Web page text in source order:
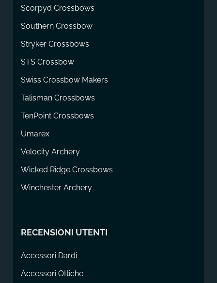
Scorpyd Crossbows
Southern Crossbow
Stryker Crossbows
STS Crossbow
Swiss Crossbow Makers
Talisman Crossbows
TenPoint Crossbows
Umarex
Velocity Archery
Wicked Ridge Crossbows
Winchester Archery
RECENSIONI UTENTI
Accessori Dardi
Accessori Ottiche